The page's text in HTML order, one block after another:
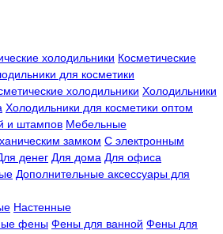
холодильники Косметические
для косметики
холодильники Холодильники
Холодильники для косметики оптом
и штампов Мебельные
замком С электронным
денег Для дома Для офиса
Дополнительные аксессуары для
Настенные
фены Фены для ванной Фены для